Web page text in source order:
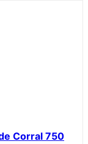
Corral 750